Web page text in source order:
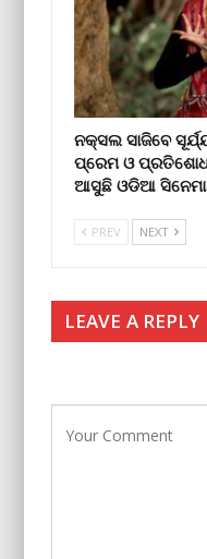
ନକ୍ସଲ ସାଜିବେ
ପ୍ରେମ ଓ
ଆସୁଛି ଓଡିଆ ସିନେମା
PREV NEXT
LEAVE A REPLY